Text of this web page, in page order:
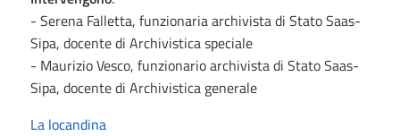
- Serena Falletta, funzionaria archivista di Stato Saas-
Sipa, docente di Archivistica speciale
- Maurizio Vesco, funzionario archivista di Stato Saas-
Sipa, docente di Archivistica generale
La locandina